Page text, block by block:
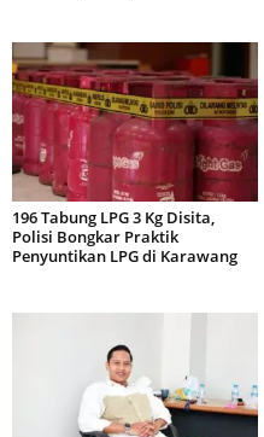
196 Tabung LPG 3 Kg Disita,
Polisi Bongkar Praktik
Penyuntikan LPG di Karawang